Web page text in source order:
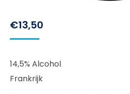
€13,50
14,5% Alcohol
Frankrijk